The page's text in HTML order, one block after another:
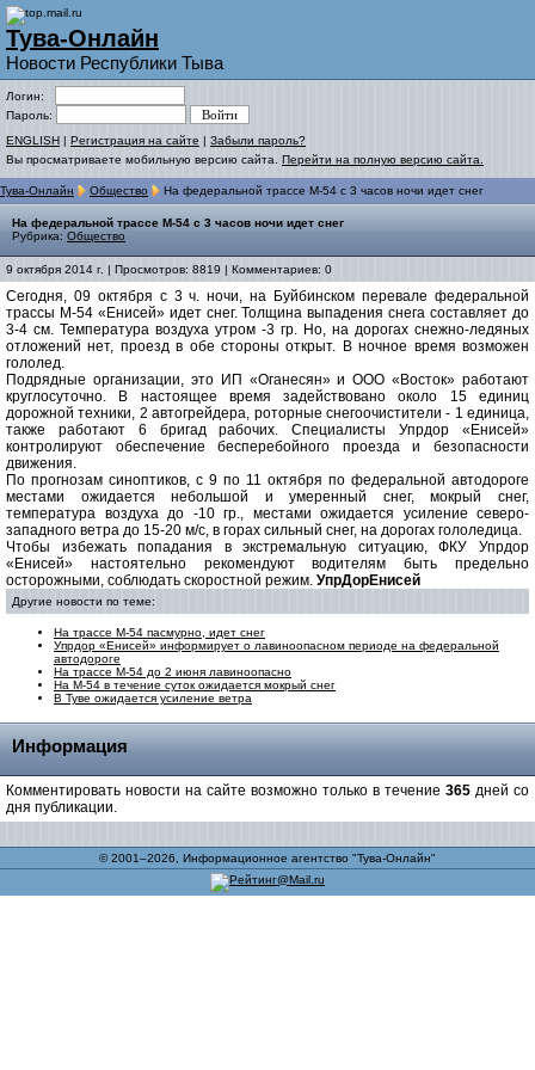
Тува-Онлайн
Новости Республики Тыва
Логин:
Пароль:
ENGLISH | Регистрация на сайте | Забыли пароль?
Вы просматриваете мобильную версию сайта. Перейти на полную версию сайта.
Тува-Онлайн Общество На федеральной трассе М-54 с 3 часов ночи идет снег
На федеральной трассе М-54 с 3 часов ночи идет снег
Рубрика: Общество
9 октября 2014 г. | Просмотров: 8819 | Комментариев: 0
Сегодня, 09 октября с 3 ч. ночи, на Буйбинском перевале федеральной
трассы М-54 «Енисей» идет снег. Толщина выпадения снега составляет до
3-4 см. Температура воздуха утром -3 гр. Но, на дорогах снежно-ледяных
отложений нет, проезд в обе стороны открыт. В ночное время возможен
гололед.
Подрядные организации, это ИП «Оганесян» и ООО «Восток» работают
круглосуточно. В настоящее время задействовано около 15 единиц
дорожной техники, 2 автогрейдера, роторные снегоочистители - 1 единица,
также работают 6 бригад рабочих. Специалисты Упрдор «Енисей»
контролируют обеспечение бесперебойного проезда и безопасности
движения.
По прогнозам синоптиков, с 9 по 11 октября по федеральной автодороге
местами ожидается небольшой и умеренный снег, мокрый снег,
температура воздуха до -10 гр., местами ожидается усиление северо-
западного ветра до 15-20 м/с, в горах сильный снег, на дорогах гололедица.
Чтобы избежать попадания в экстремальную ситуацию, ФКУ Упрдор
«Енисей» настоятельно рекомендуют водителям быть предельно
осторожными, соблюдать скоростной режим. УпрДорЕнисей
Другие новости по теме:
На трассе М-54 пасмурно, идет снег
Упрдор «Енисей» информирует о лавиноопасном периоде на федеральной
автодороге
На трассе М-54 до 2 июня лавиноопасно
На М-54 в течение суток ожидается мокрый снег
В Туве ожидается усиление ветра
Информация
Комментировать новости на сайте возможно только в течение 365 дней со
дня публикации.
© 2001–2026, Информационное агентство "Тува-Онлайн"